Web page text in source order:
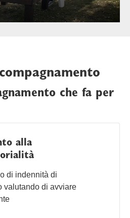
video
che fa per
alla
di indennità di
valutando di avviare